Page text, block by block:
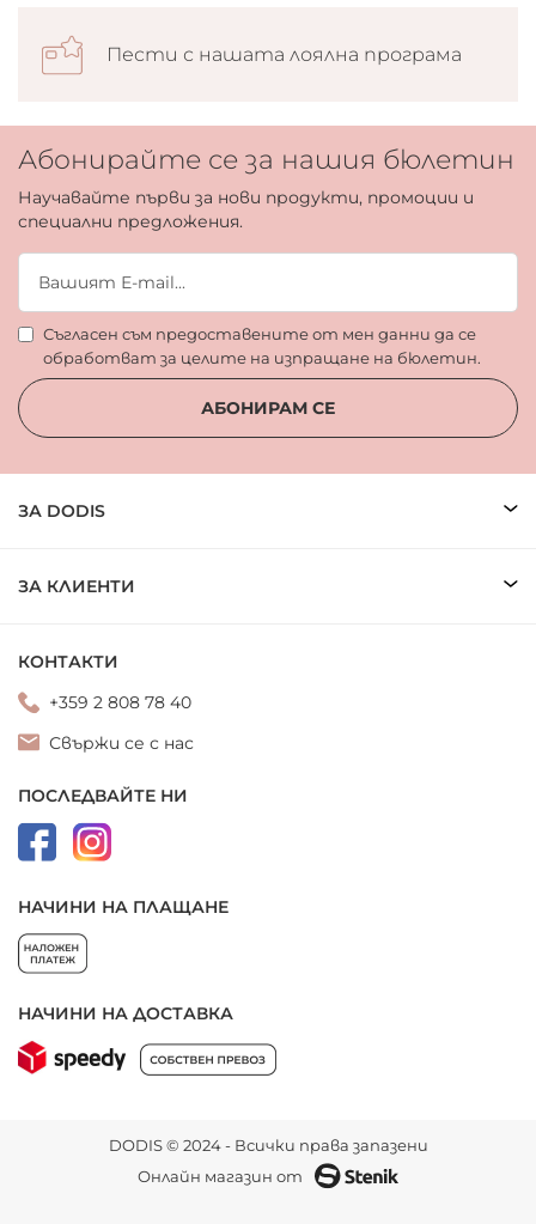
Пести с нашата лоялна програма
Абонирайте се за нашия бюлетин
Научавайте първи за нови продукти, промоции и
специални предложения.
Съгласен съм предоставените от мен данни да се
обработват за целите на изпращане на бюлетин.
АБОНИРАМ СЕ
ЗА DODIS
ЗА КЛИЕНТИ
КОНТАКТИ
+359 2 808 78 40
Свържи се с нас
ПОСЛЕДВАЙТЕ НИ
НАЧИНИ НА ПЛАЩАНЕ
НАЧИНИ НА ДОСТАВКА
DODIS © 2024 - Всички права запазени
Онлайн магазин от